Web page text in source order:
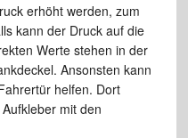
erhöht werden, zum
kann der Druck auf die
Werte stehen in der
Ansonsten kann
helfen. Dort
mit den